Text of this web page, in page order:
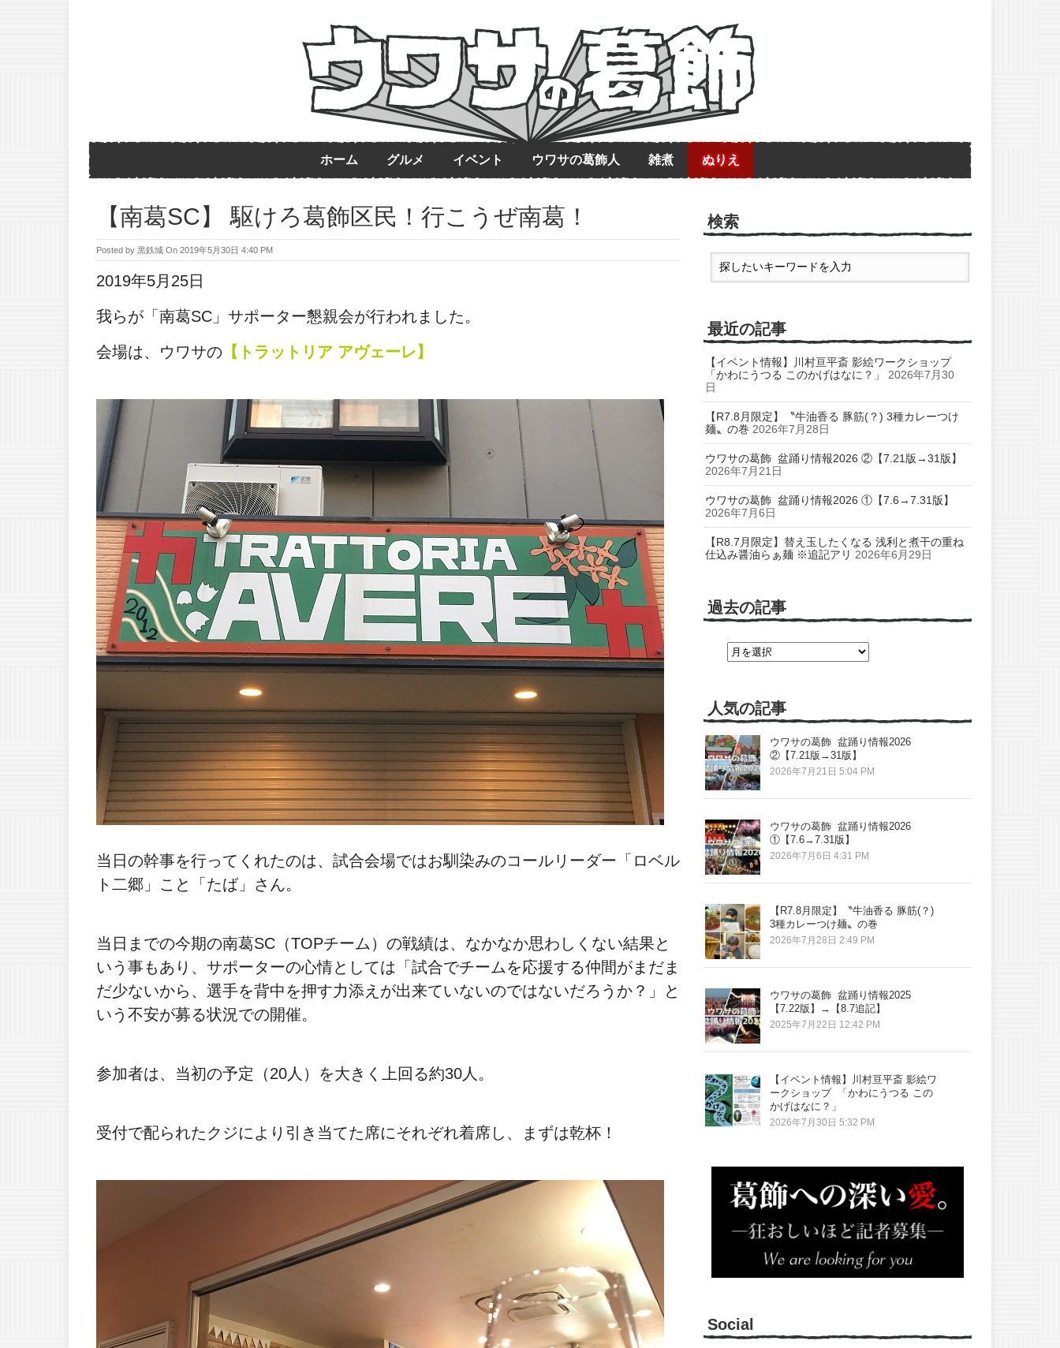
ホーム グルメ イベント ウワサの葛飾人 雑煮 ぬりえ
【南葛SC】 駆けろ葛飾区民！行こうぜ南葛！
Posted by 黒鉄城 On 2019年5月30日 4:40 PM
2019年5月25日
我らが「南葛SC」サポーター懇親会が行われました。
会場は、ウワサの 【トラットリア アヴェーレ】
当日の幹事を行ってくれたのは、試合会場ではお馴染みのコールリーダー「ロベル
ト二郷」こと「たば」さん。
当日までの今期の南葛SC（TOPチーム）の戦績は、なかなか思わしくない結果と
いう事もあり、サポーターの心情としては「試合でチームを応援する仲間がまだま
だ少ないから、選手を背中を押す力添えが出来ていないのではないだろうか？」と
いう不安が募る状況での開催。
参加者は、当初の予定（20人）を大きく上回る約30人。
受付で配られたクジにより引き当てた席にそれぞれ着席し、まずは乾杯！
検索
最近の記事
【イベント情報】川村亘平斎 影絵ワークショップ
「かわにうつる このかげはなに？」
2026年7月30
日
【R7.8月限定】〝牛油香る 豚筋(？) 3種カレーつけ
麺〟の巻 2026年7月28日
ウワサの葛飾 盆踊り情報2026 ②【7.21版→31版】
2026年7月21日
ウワサの葛飾 盆踊り情報2026 ①【7.6→7.31版】
2026年7月6日
【R8.7月限定】替え玉したくなる 浅利と煮干の重ね
仕込み醤油らぁ麺 ※追記アリ 2026年6月29日
過去の記事
人気の記事
ウワサの葛飾 盆踊り情報2026
②【7.21版→31版】
2026年7月21日 5:04 PM
ウワサの葛飾 盆踊り情報2026
①【7.6→7.31版】
2026年7月6日 4:31 PM
【R7.8月限定】〝牛油香る 豚筋(？)
3種カレーつけ麺〟の巻
2026年7月28日 2:49 PM
ウワサの葛飾 盆踊り情報2025
【7.22版】→【8.7追記】
2025年7月22日 12:42 PM
【イベント情報】川村亘平斎 影絵ワ
ークショップ 「かわにうつる この
かげはなに？」
2026年7月30日 5:32 PM
Social